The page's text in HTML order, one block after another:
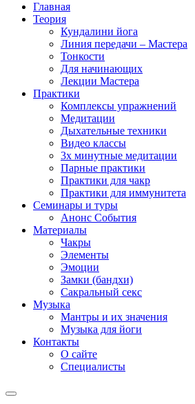
Главная
Теория
Кундалини йога
Линия передачи – Мастера
Тонкости
Для начинающих
Лекции Мастера
Практики
Комплексы упражнений
Медитации
Дыхательные техники
Видео классы
3х минутные медитации
Парные практики
Практики для чакр
Практики для иммунитета
Семинары и туры
Анонс События
Материалы
Чакры
Элементы
Эмоции
Замки (бандхи)
Сакральный секс
Музыка
Мантры и их значения
Музыка для йоги
Контакты
О сайте
Специалисты